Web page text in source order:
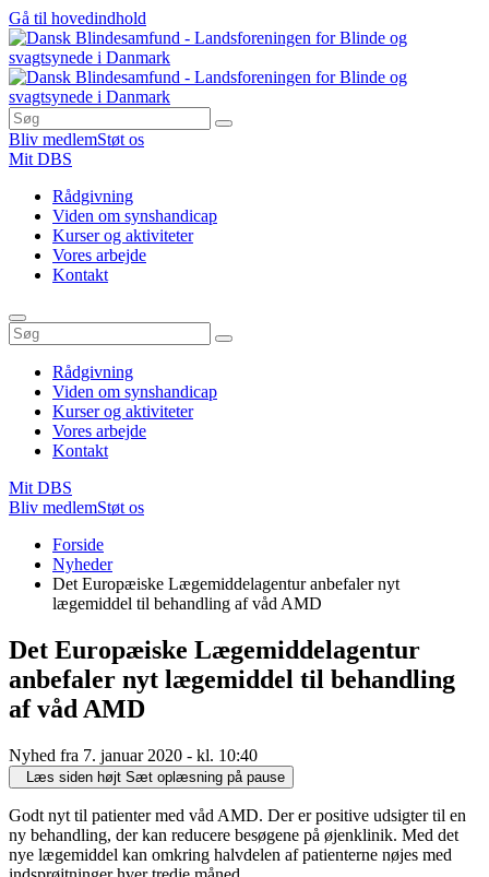
Gå til hovedindhold
Bliv medlemStøt os
Mit DBS
Rådgivning
Viden om synshandicap
Kurser og aktiviteter
Vores arbejde
Kontakt
Rådgivning
Viden om synshandicap
Kurser og aktiviteter
Vores arbejde
Kontakt
Mit DBS
Bliv medlemStøt os
Forside
Nyheder
Det Europæiske Lægemiddelagentur anbefaler nyt
lægemiddel til behandling af våd AMD
Det Europæiske Lægemiddelagentur
anbefaler nyt lægemiddel til behandling
af våd AMD
Nyhed fra 7. januar 2020 - kl. 10:40
Læs siden højt Sæt oplæsning på pause
Godt nyt til patienter med våd AMD. Der er positive udsigter til en
ny behandling, der kan reducere besøgene på øjenklinik. Med det
nye lægemiddel kan omkring halvdelen af patienterne nøjes med